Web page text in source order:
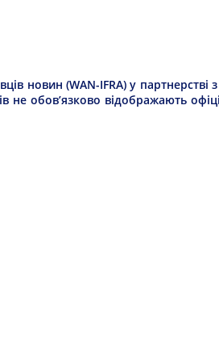
новин (WAN-IFRA) у партнерстві
не обов’язково відображають